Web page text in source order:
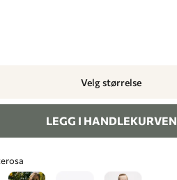
Velg størrelse
LEGG I HANDLEKURVEN